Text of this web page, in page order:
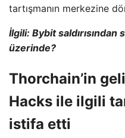
tartışmanın merkezine
İlgili: Bybit
üzerinde?
Thorchain’in
Hacks ile ilgili
istifa etti